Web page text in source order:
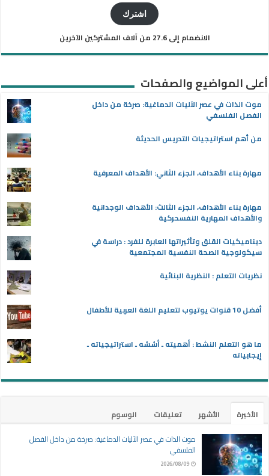
اشترك
الانضمام إلى 27.6 من آلاف المشتركين الآخرين
أعلى المواضيع والصفحات
موت الذات في عصر الآليات الدماغية: صرخة من داخل
الفصل الفلسفي
من أهم استراتيجيات التدريس الحديثة
مهارة بناء الأهداف، الجزء الثاني: الأهداف المعرفية
مهارة بناء الأهداف، الجزء الثالث: الأهداف الوجدانية
والأهداف المهارية النفسحركية
ديناميكيات القلق وتأثيراتها العابرة للفرد : دراسة في
سيكولوجية الصحة النفسية المجتمعية
نظريات التعلم : النظرية البنائية
أفضل 10 قنوات يوتيوب لتعليم اللغة العربية للأطفال
ما هو التعلم النشط : أهميته ـ أسُسُه ـ استراتيجياته ـ
إيجابياته
الأخيرة الأشهر تعليقات
الوسوم
موت الذات في عصر الآليات الدماغية: صرخة من داخل الفصل
الفلسفي
2026/08/09